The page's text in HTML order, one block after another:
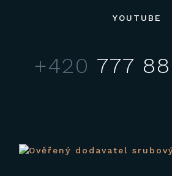
YOUTUBE
+420 777